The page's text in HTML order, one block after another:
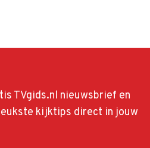
TVgids.nl nieuwsbrief en
kijktips direct in jouw